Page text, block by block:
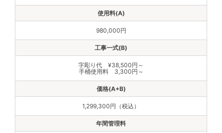
980,000円
字彫り代 ¥38,500円～
手桶使用料 3,300円～
1,299,300円（税込）